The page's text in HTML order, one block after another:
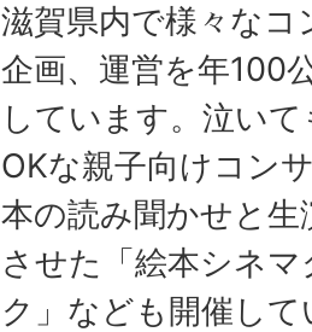
滋賀県内で様々なコ
企画、運営を年100
しています。泣い
OKな親子向けコン
本の読み聞かせと生
させた「絵本シネ
ク」なども開催し